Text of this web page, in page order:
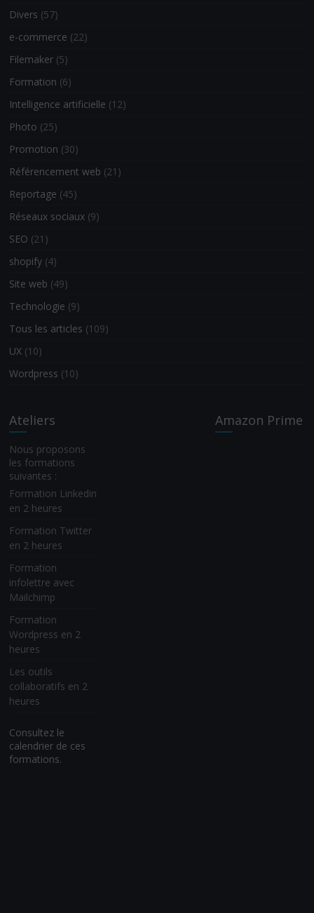
Divers (57)
e-commerce (22)
Filemaker (5)
Formation (6)
Intelligence artificielle (12)
Photo (25)
Promotion (30)
Référencement web (21)
Reportage (45)
Réseaux sociaux (9)
SEO (21)
shopify (4)
Site web (49)
Technologie (9)
Tous les articles (109)
UX (10)
Wordpress (10)
Ateliers
Nous proposons
les formations
suivantes :
Formation Linkedin
en 2 heures
Formation Twitter
en 2 heures
Formation
infolettre avec
Mailchimp
Formation
Wordpress en 2
heures
Les outils
collaboratifs en 2
heures
Consultez le
calendrier de ces
formations.
Amazon Prime